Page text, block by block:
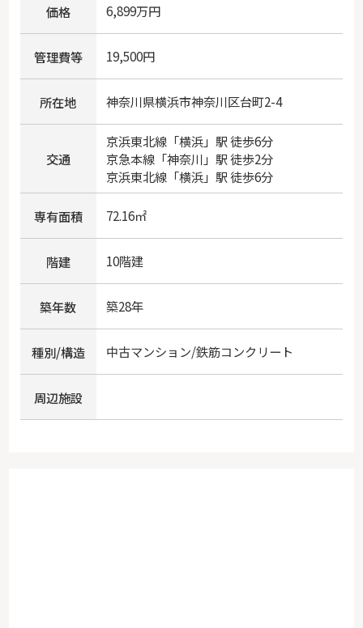
価格 6,899万円
管理費等 19,500円
所在地 神奈川県横浜市神奈川区台町2-4
交通
京浜東北線「横浜」駅 徒歩6分
京急本線「神奈川 」駅 徒歩2分
京浜東北線「横浜」駅 徒歩6分
専有面積 72.16㎡
階建 10階建
築年数 築28年
種別/構造 中古マンション/鉄筋コンクリート
周辺施設